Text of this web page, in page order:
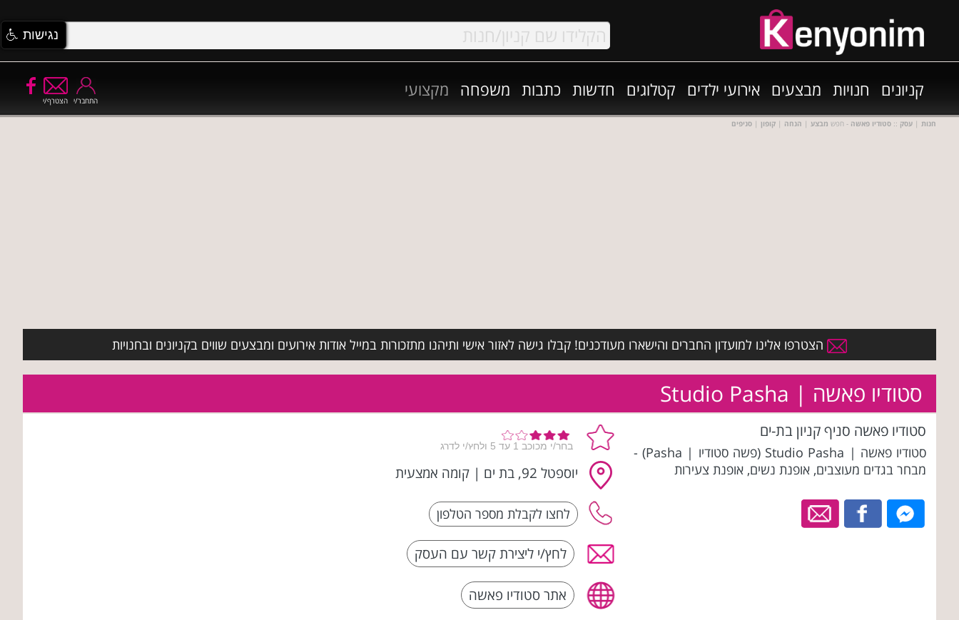
קניונים חנויות מבצעים אירועי ילדים קטלוגים חדשות כתבות משפחה מקצועי
הצטרף/י התחבר/י
חנות | עסק :: סטודיו פאשה - חפש מבצע | הנחה | קופון | סניפים
הצטרפו אלינו למועדון החברים והישארו מעודכנים! קבלו גישה לאזור אישי ותיהנו מתזכורות במייל אודות אירועים ומבצעים שווים בקניונים ובחנויות
סטודיו פאשה | Studio Pasha
סטודיו פאשה סניף קניון בת-ים
סטודיו פאשה | Studio Pasha (פשה סטודיו | Pasha) -
מבחר בגדים מעוצבים, אופנת נשים, אופנת צעירות
יוספטל 92, בת ים | קומה אמצעית
לחץ/י ליצירת קשר עם העסק
אתר סטודיו פאשה
נגישות